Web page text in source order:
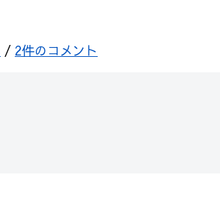
/ 2件のコメント